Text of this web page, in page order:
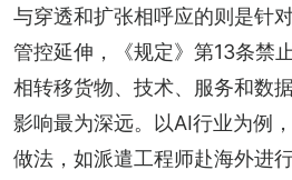
与穿透和扩张相呼应的则是针
管控延伸，《规定》第13条禁
相转移货物、技术、服务和数
影响最为深远。以AI行业为例
做法，如派遣工程师赴海外进